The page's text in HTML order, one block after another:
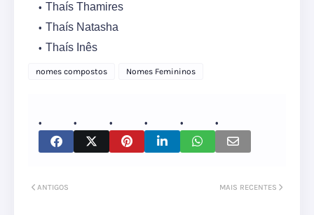
Thaís Thamires
Thaís Natasha
Thaís Inês
nomes compostos Nomes Femininos
MAIS RECENTES
ANTIGOS